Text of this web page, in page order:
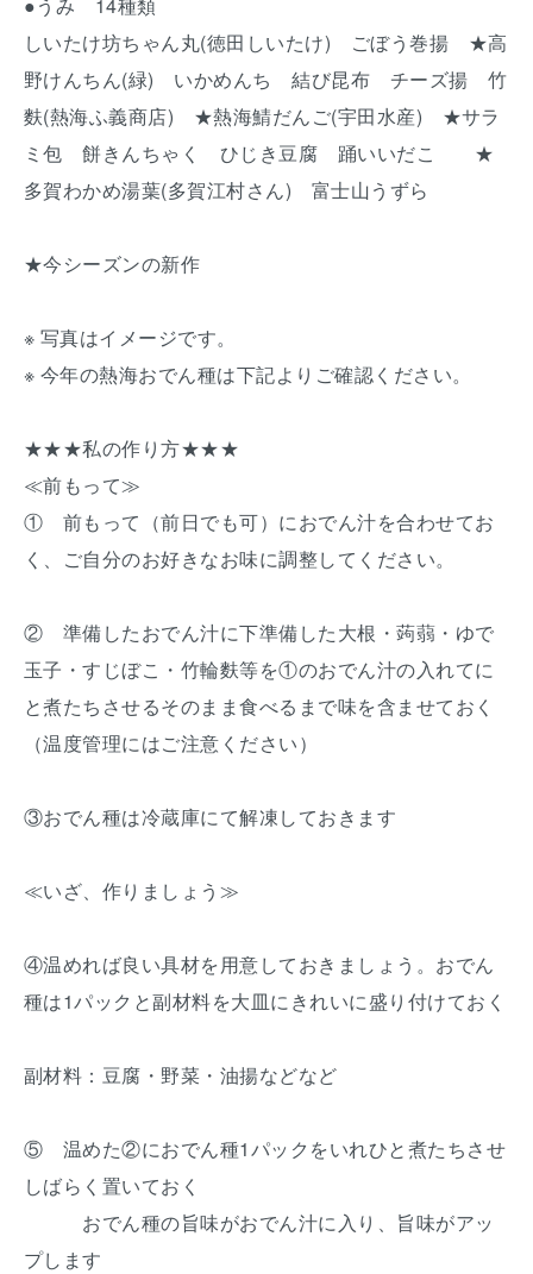
しいたけ坊ちゃん丸(徳田しいたけ) ごぼう巻揚 ★高
野けんちん(緑) いかめんち 結び昆布 チーズ揚 竹
麩(熱海ふ義商店) ★熱海鯖だんご(宇田水産) ★サラ
ミ包 餅きんちゃく ひじき豆腐 踊いいだこ ★
多賀わかめ湯葉(多賀江村さん) 富士山うずら
★今シーズンの新作
※ 写真はイメージです。
※ 今年の熱海おでん種は下記よりご確認ください。
★★★私の作り方★★★
≪前もって≫
① 前もって（前日でも可）におでん汁を合わせてお
く、ご自分のお好きなお味に調整してください。
② 準備したおでん汁に下準備した大根・蒟蒻・ゆで
玉子・すじぼこ・竹輪麩等を①のおでん汁の入れてに
と煮たちさせるそのまま食べるまで味を含ませておく
（温度管理にはご注意ください）
③おでん種は冷蔵庫にて解凍しておきます
≪いざ、作りましょう≫
④温めれば良い具材を用意しておきましょう。おでん
種は1パックと副材料を大皿にきれいに盛り付けておく
副材料：豆腐・野菜・油揚などなど
⑤ 温めた②におでん種1パックをいれひと煮たちさせ
しばらく置いておく
おでん種の旨味がおでん汁に入り、旨味がアッ
プします